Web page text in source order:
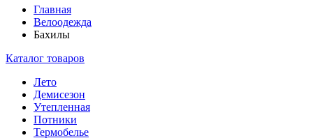
Главная
Велоодежда
Бахилы
Каталог товаров
Лето
Демисезон
Утепленная
Потники
Термобелье